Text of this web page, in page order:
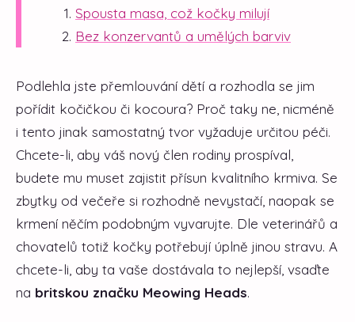
Spousta masa, což kočky milují
Bez konzervantů a umělých barviv
Podlehla jste přemlouvání dětí a rozhodla se jim
pořídit kočičkou či kocoura? Proč taky ne, nicméně
i tento jinak samostatný tvor vyžaduje určitou péči.
Chcete-li, aby váš nový člen rodiny prospíval,
budete mu muset zajistit přísun kvalitního krmiva. Se
zbytky od večeře si rozhodně nevystačí, naopak se
krmení něčím podobným vyvarujte. Dle veterinářů a
chovatelů totiž kočky potřebují úplně jinou stravu. A
chcete-li, aby ta vaše dostávala to nejlepší, vsaďte
na britskou značku Meowing Heads.